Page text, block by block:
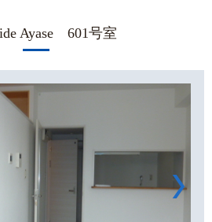
Ayase 601号室